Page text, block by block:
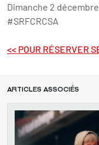
Dimanche 2 décembre
#SRFCRCSA
<< POUR RÉSERVER
ARTICLES ASSOCIÉS